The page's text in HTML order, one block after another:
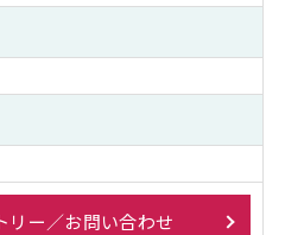
リー／お問い合わせ